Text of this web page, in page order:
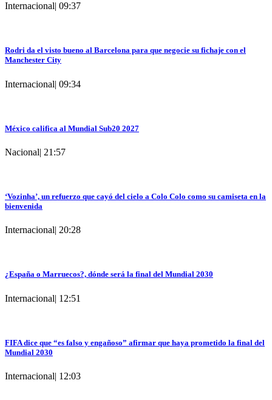
Internacional| 09:37
Rodri da el visto bueno al Barcelona para que negocie su fichaje con el
Manchester City
Internacional| 09:34
México califica al Mundial Sub20 2027
Nacional| 21:57
‘Vozinha’, un refuerzo que cayó del cielo a Colo Colo como su camiseta en la
bienvenida
Internacional| 20:28
¿España o Marruecos?, dónde será la final del Mundial 2030
Internacional| 12:51
FIFA dice que “es falso y engañoso” afirmar que haya prometido la final del
Mundial 2030
Internacional| 12:03